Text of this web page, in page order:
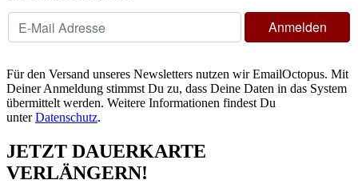
Für den Versand unseres Newsletters nutzen wir EmailOctopus. Mit
Deiner Anmeldung stimmst Du zu, dass Deine Daten in das System
übermittelt werden. Weitere Informationen findest Du
unterDatenschutz.
JETZT DAUERKARTE
VERLÄNGERN!